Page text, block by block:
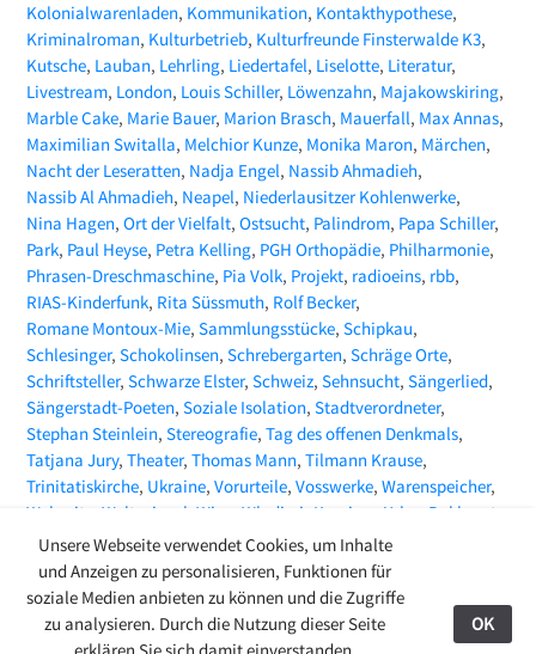
Kolonialwarenladen Kommunikation Kontakthypothese
Kriminalroman Kulturbetrieb Kulturfreunde Finsterwalde K3
Kutsche Lauban Lehrling Liedertafel Liselotte Literatur
Livestream London Louis Schiller Löwenzahn Majakowskiring
Marble Cake Marie Bauer Marion Brasch Mauerfall Max Annas
Maximilian Switalla Melchior Kunze Monika Maron Märchen
Nacht der Leseratten Nadja Engel Nassib Ahmadieh
Nassib Al Ahmadieh Neapel Niederlausitzer Kohlenwerke
Nina Hagen Ort der Vielfalt Ostsucht Palindrom Papa Schiller
Park Paul Heyse Petra Kelling PGH Orthopädie Philharmonie
Phrasen-Dreschmaschine Pia Volk Projekt radioeins rbb
RIAS-Kinderfunk Rita Süssmuth Rolf Becker
Romane Montoux-Mie Sammlungsstücke Schipkau
Schlesinger Schokolinsen Schrebergarten Schräge Orte
Schriftsteller Schwarze Elster Schweiz Sehnsucht Sängerlied
Sängerstadt-Poeten Soziale Isolation Stadtverordneter
Stephan Steinlein Stereografie Tag des offenen Denkmals
Tatjana Jury Theater Thomas Mann Tilmann Krause
Trinitatiskirche Ukraine Vorurteile Vosswerke Warenspeicher
Webseite
Weltspiegel Wien Wladimir Kaminer
Yehor Bakhmut
ZEITMAGAZIN Zeitungsartikel Zoë Beck
27.08.24
Unsere Webseite verwendet Cookies, um Inhalte
und Anzeigen zu personalisieren, Funktionen für
soziale Medien anbieten zu können und die Zugriffe
zu analysieren. Durch die Nutzung dieser Seite
OK